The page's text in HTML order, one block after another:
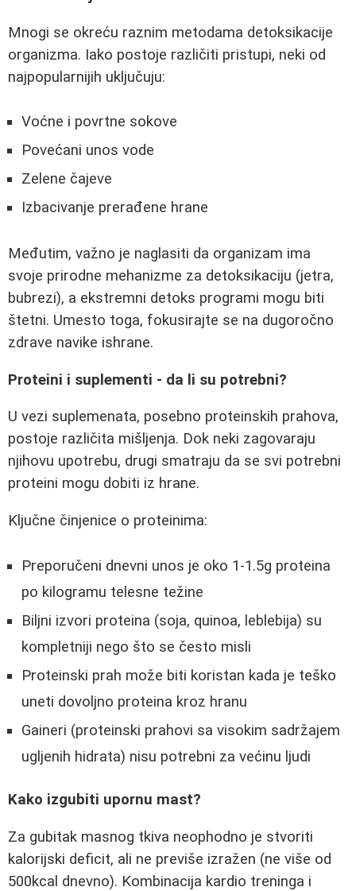
Mnogi se okreću raznim metodama detoksikacije
organizma. Iako postoje različiti pristupi, neki od
najpopularnijih uključuju:
Voćne i povrtne sokove
Povećani unos vode
Zelene čajeve
Izbacivanje prerađene hrane
Međutim, važno je naglasiti da organizam ima
svoje prirodne mehanizme za detoksikaciju (jetra,
bubrezi), a ekstremni detoks programi mogu biti
štetni. Umesto toga, fokusirajte se na dugoročno
zdrave navike ishrane.
Proteini i suplementi - da li su potrebni?
U vezi suplemenata, posebno proteinskih prahova,
postoje različita mišljenja. Dok neki zagovaraju
njihovu upotrebu, drugi smatraju da se svi potrebni
proteini mogu dobiti iz hrane.
Ključne činjenice o proteinima:
Preporučeni dnevni unos je oko 1-1.5g proteina
po kilogramu telesne težine
Biljni izvori proteina (soja, quinoa, leblebija) su
kompletniji nego što se često misli
Proteinski prah može biti koristan kada je teško
uneti dovoljno proteina kroz hranu
Gaineri (proteinski prahovi sa visokim sadržajem
ugljenih hidrata) nisu potrebni za većinu ljudi
Kako izgubiti upornu mast?
Za gubitak masnog tkiva neophodno je stvoriti
kalorijski deficit, ali ne previše izražen (ne više od
500kcal dnevno). Kombinacija kardio treninga i